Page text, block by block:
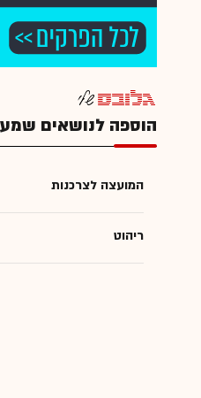
הוספה לנושאים
המועצה לצרכנות
ריהוט